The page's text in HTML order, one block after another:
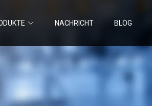
NACHRICHT BLOG